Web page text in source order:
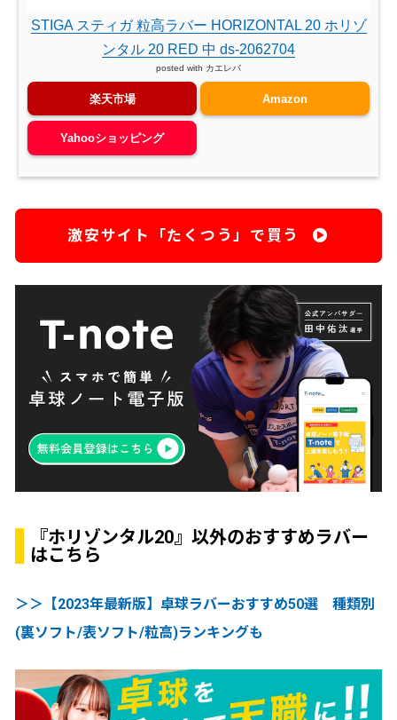
STIGA スティガ 粒高ラバー HORIZONTAL 20 ホリゾ
ンタル 20 RED 中 ds-2062704
posted with カエレバ
楽天市場 Amazon
Yahooショッピング
激安サイト「たくつう」で買う
『ホリゾンタル20』以外のおすすめラバー
はこちら
＞＞【2023年最新版】卓球ラバーおすすめ50選 種類別
(裏ソフト/表ソフト/粒高)ランキングも